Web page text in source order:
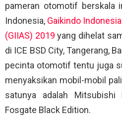
pameran otomotif berskala
Indonesia, Gaikindo
(GIIAS) 2019 yang dihelat
di ICE BSD City, Tangerang,
pecinta otomotif tentu juga
menyaksikan mobil-mobil
satunya adalah Mitsubishi
Fosgate Black Edition.